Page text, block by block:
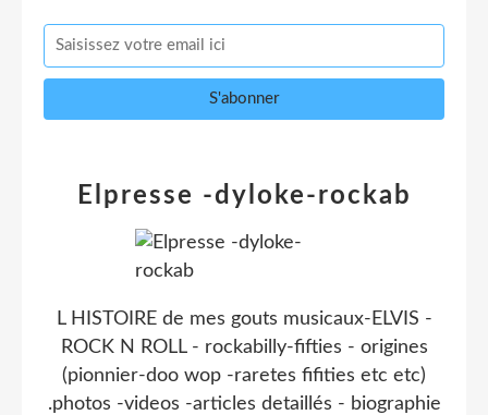
Elpresse -dyloke-rockab
L HISTOIRE de mes gouts musicaux-ELVIS -
ROCK N ROLL - rockabilly-fifties - origines
(pionnier-doo wop -raretes fifities etc etc)
.photos -videos -articles detaillés - biographie